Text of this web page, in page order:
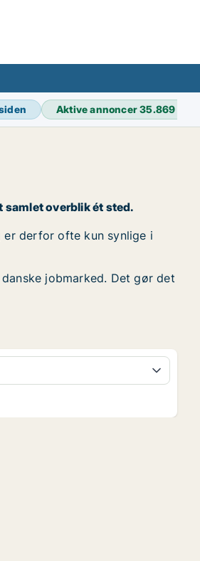
Aktive annoncer35.869
samlet overblik ét sted.
er derfor ofte kun synlige i
jobmarked. Det gør det